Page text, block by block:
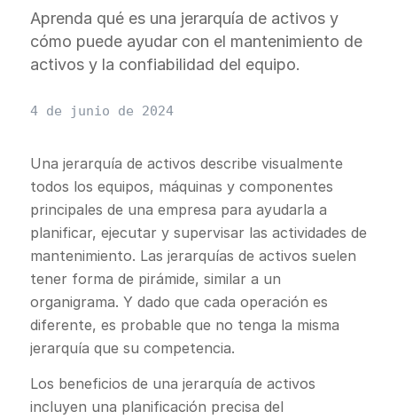
Aprenda qué es una jerarquía de activos y
cómo puede ayudar con el mantenimiento de
activos y la confiabilidad del equipo.
4 de junio de 2024
Una jerarquía de activos describe visualmente
todos los equipos, máquinas y componentes
principales de una empresa para ayudarla a
planificar, ejecutar y supervisar las actividades de
mantenimiento. Las jerarquías de activos suelen
tener forma de pirámide, similar a un
organigrama. Y dado que cada operación es
diferente, es probable que no tenga la misma
jerarquía que su competencia.
Los beneficios de una jerarquía de activos
incluyen una planificación precisa del